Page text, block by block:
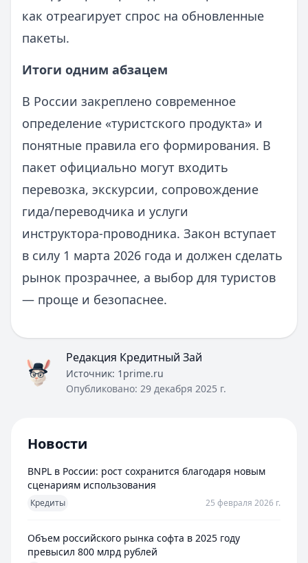
как отреагирует спрос на обновленные
пакеты.
Итоги одним абзацем
В России закреплено современное
определение «туристского продукта» и
понятные правила его формирования. В
пакет официально могут входить
перевозка, экскурсии, сопровождение
гида/переводчика и услуги
инструктора‑проводника. Закон вступает
в силу 1 марта 2026 года и должен сделать
рынок прозрачнее, а выбор для туристов
— проще и безопаснее.
Редакция Кредитный Зай
Источник: 1prime.ru
Опубликовано: 29 декабря 2025 г.
Новости
BNPL в России: рост сохранится благодаря новым
сценариям использования
Кредиты 25 февраля 2026 г.
Объем российского рынка софта в 2025 году
превысил 800 млрд рублей